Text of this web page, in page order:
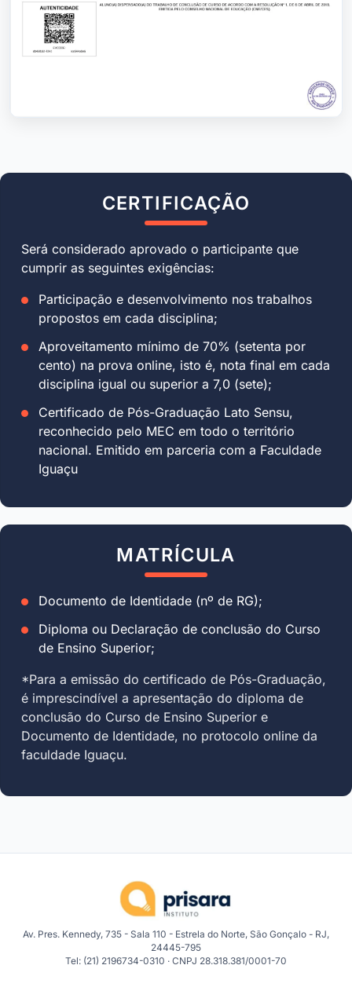
CERTIFICAÇÃO
Será considerado aprovado o participante que
cumprir as seguintes exigências:
Participação e desenvolvimento nos trabalhos
propostos em cada disciplina;
Aproveitamento mínimo de 70% (setenta por
cento) na prova online, isto é, nota final em cada
disciplina igual ou superior a 7,0 (sete);
Certificado de Pós-Graduação Lato Sensu,
reconhecido pelo MEC em todo o território
nacional. Emitido em parceria com a Faculdade
Iguaçu
MATRÍCULA
Documento de Identidade (nº de RG);
Diploma ou Declaração de conclusão do Curso
de Ensino Superior;
*Para a emissão do certificado de Pós-Graduação,
é imprescindível a apresentação do diploma de
conclusão do Curso de Ensino Superior e
Documento de Identidade, no protocolo online da
faculdade Iguaçu.
Av. Pres. Kennedy, 735 - Sala 110 - Estrela do Norte, São Gonçalo - RJ,
24445-795
Tel: (21) 2196734-0310 · CNPJ 28.318.381/0001-70